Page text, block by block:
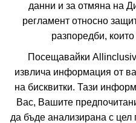
данни и за отмяна на
регламент относно
разпоредби,
Посещавайки
извлича информация от
на бисквитки. Тази
Вас, Вашите
да бъде анализирана с